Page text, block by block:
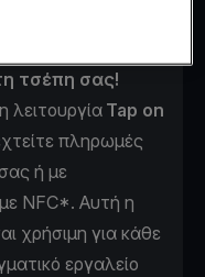
τσέπη σας!
λειτουργία Tap on
πληρωμές
ή με
NFC*. Αυτή η
χρήσιμη για κάθε
εργαλείο